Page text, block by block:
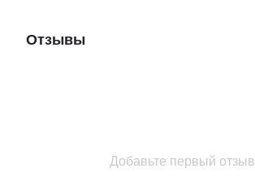
Отзывы
Добавьте первый отзыв